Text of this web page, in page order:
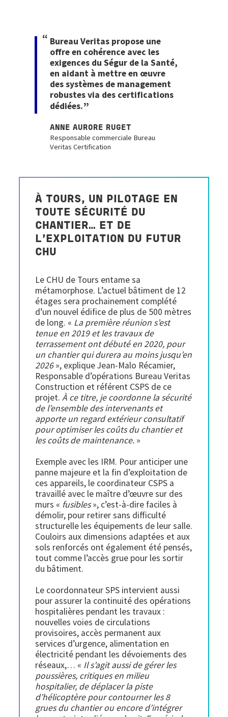
Bureau Veritas propose une
offre en cohérence avec les
exigences du Ségur de la Santé,
en aidant à mettre en œuvre
des systèmes de management
robustes via des certifications
dédiées.
ANNE AURORE RUGET
Responsable commerciale Bureau
Veritas Certification
À TOURS, UN PILOTAGE EN
TOUTE SÉCURITÉ DU
CHANTIER… ET DE
L’EXPLOITATION DU FUTUR
CHU
Le CHU de Tours entame sa
métamorphose. L’actuel bâtiment de 12
étages sera prochainement complété
d’un nouvel édifice de plus de 500 mètres
de long. « La première réunion s’est
tenue en 2019 et les travaux de
terrassement ont débuté en 2020, pour
un chantier qui durera au moins jusqu’en
2026», explique Jean-Malo Récamier,
Responsable d’opérations Bureau Veritas
Construction et référent CSPS de ce
projet.À ce titre, je coordonne la sécurité
de l’ensemble des intervenants et
apporte un regard extérieur consultatif
pour optimiser les coûts du chantier et
les coûts de maintenance. »
Exemple avec les IRM. Pour anticiper une
panne majeure et la fin d’exploitation de
ces appareils, le coordinateur CSPS a
travaillé avec le maître d’œuvre sur des
murs « fusibles», c’est-à-dire faciles à
démolir, pour retirer sans difficulté
structurelle les équipements de leur salle.
Couloirs aux dimensions adaptées et aux
sols renforcés ont également été pensés,
tout comme l’accès grue pour les sortir
du bâtiment.
Le coordonnateur SPS intervient aussi
pour assurer la continuité des opérations
hospitalières pendant les travaux :
nouvelles voies de circulations
provisoires, accès permanent aux
services d’urgence, alimentation en
électricité pendant les dévoiements des
réseaux,… « Il s’agit aussi de gérer les
poussières, critiques en milieu
hospitalier, de déplacer la piste
d’hélicoptère pour contourner les 8
grues du chantier ou encore d’intégrer